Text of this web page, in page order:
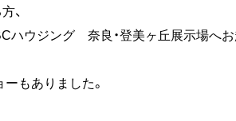
、
ハウジング 奈良・登美ヶ丘展示場へ
もありました。